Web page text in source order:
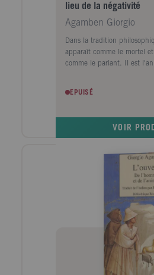
lieu de la négativité
Agamben Giorgio
Dans la tradition
apparaît comme le mortel
comme le parlant. Il est
chrétienne. La faculté du
radicalement remis en
le mortel, sans cesser pour
EPUISÉ
VOIR